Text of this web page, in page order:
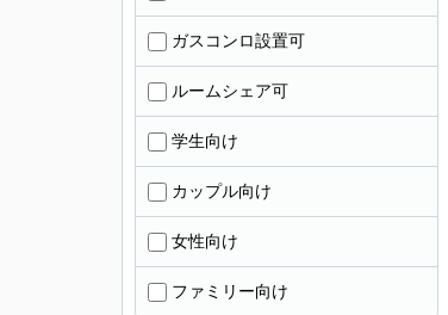
ガスコンロ設置可
ルームシェア可
学生向け
カップル向け
女性向け
ファミリー向け